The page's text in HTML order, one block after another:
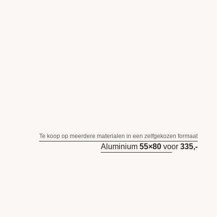
Te koop op meerdere materialen in een zelfgekozen formaat
Aluminium 55×80 voor 335,-